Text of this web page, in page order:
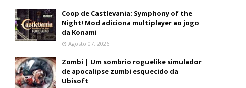
Coop de Castlevania: Symphony of the
Night! Mod adiciona multiplayer ao jogo
da Konami
Agosto 07, 2026
Zombi | Um sombrio roguelike simulador
de apocalipse zumbi esquecido da
Ubisoft